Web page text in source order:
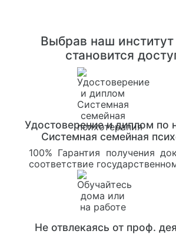
Выбрав наш институт
становится
Удостоверение и диплом по
Системная семейная
100% Гарантия получения
соответствие
Не отвлекаясь от проф.